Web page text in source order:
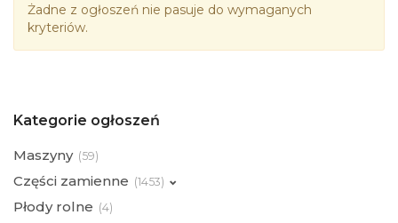
Żadne z ogłoszeń nie pasuje do wymaganych
kryteriów.
Kategorie ogłoszeń
Maszyny (59)
Części zamienne (1453)
Płody rolne (4)